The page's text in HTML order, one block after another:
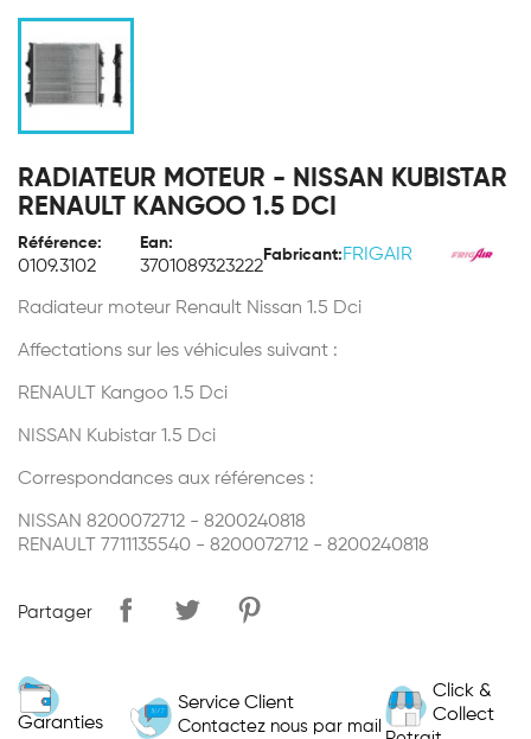
RADIATEUR MOTEUR - NISSAN KUBISTAR
RENAULT KANGOO 1.5 DCI
Référence:
0109.3102
Ean:
3701089323222
Fabricant: FRIGAIR
Radiateur moteur Renault Nissan 1.5 Dci
Affectations sur les véhicules suivant :
RENAULT Kangoo 1.5 Dci
NISSAN Kubistar 1.5 Dci
Correspondances aux références :
NISSAN 8200072712 - 8200240818
RENAULT 7711135540 - 8200072712 - 8200240818
Partager
Garanties
Service Client
Contactez nous par mail
Click &
Collect